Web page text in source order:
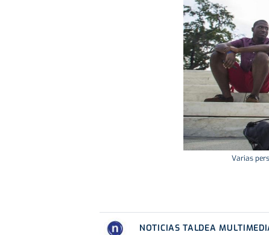
Varias
NOTICIAS TALDEA